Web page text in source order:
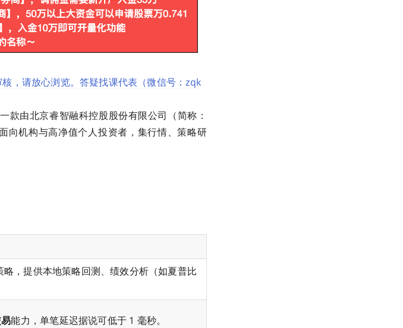
，请放心浏览。答疑找课代表（微信号：zqk
由北京睿智融科控股股份有限公司（简称：
向机构与高净值个人投资者，集行情、策略研
，提供本地策略回测、绩效分析（如夏普比
能力，单笔延迟据说可低于 1 毫秒。